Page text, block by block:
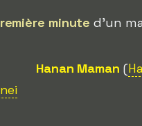
minute d'un
Hanan Maman (